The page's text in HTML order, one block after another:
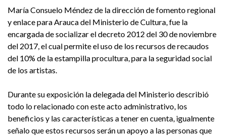
María Consuelo Méndez de la dirección de fomento regional
y enlace para Arauca del Ministerio de Cultura, fue la
encargada de socializar el decreto 2012 del 30 de noviembre
del 2017, el cual permite el uso de los recursos de recaudos
del 10% de la estampilla procultura, para la seguridad social
de los artistas.
Durante su exposición la delegada del Ministerio describió
todo lo relacionado con este acto administrativo, los
beneficios y las características a tener en cuenta, igualmente
señalo que estos recursos serán un apoyo a las personas que